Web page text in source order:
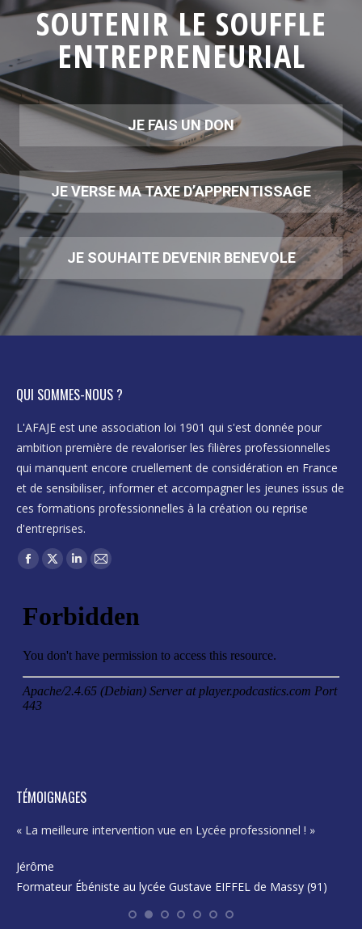
SOUTENIR LE SOUFFLE
ENTREPRENEURIAL
JE FAIS UN DON
JE VERSE MA TAXE D’APPRENTISSAGE
JE SOUHAITE DEVENIR BENEVOLE
QUI SOMMES-NOUS ?
L'AFAJE est une association loi 1901 qui s'est donnée pour
ambition première de revaloriser les filières professionnelles
qui manquent encore cruellement de considération en France
et de sensibiliser, informer et accompagner les jeunes issus de
ces formations professionnelles à la création ou reprise
d'entreprises.
Trouvez nous sur :
Facebook
opens
new
window
X
opens
new
window
LinkedIn
opens
new
window
Mail
opens
new
window
TÉMOIGNAGES
« La meilleure intervention vue en Lycée professionnel ! »
Jérôme
Formateur Ébéniste au lycée Gustave EIFFEL de Massy (91)